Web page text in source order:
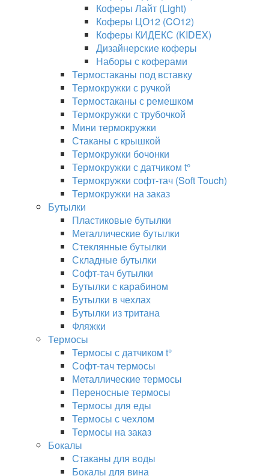
Коферы Лайт (Light)
Коферы ЦО12 (CO12)
Коферы КИДЕКС (KIDEX)
Дизайнерские коферы
Наборы с коферами
Термостаканы под вставку
Термокружки с ручкой
Термостаканы с ремешком
Термокружки с трубочкой
Мини термокружки
Стаканы с крышкой
Термокружки бочонки
Термокружки с датчиком t°
Термокружки софт-тач (Soft Touch)
Термокружки на заказ
Бутылки
Пластиковые бутылки
Металлические бутылки
Стеклянные бутылки
Складные бутылки
Софт-тач бутылки
Бутылки с карабином
Бутылки в чехлах
Бутылки из тритана
Фляжки
Термосы
Термосы с датчиком t°
Софт-тач термосы
Металлические термосы
Переносные термосы
Термосы для еды
Термосы с чехлом
Термосы на заказ
Бокалы
Стаканы для воды
Бокалы для вина